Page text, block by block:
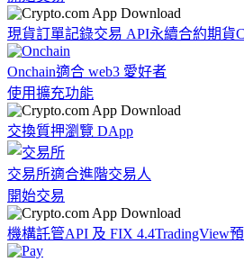
現貨訂單記錄交易 API永續合約期貨
Onchain適合 web3 愛好者
使用擴充功能
交換質押瀏覽 DApp
交易所適合進階交易人
開始交易
機構託管API 及 FIX 4.4TradingView